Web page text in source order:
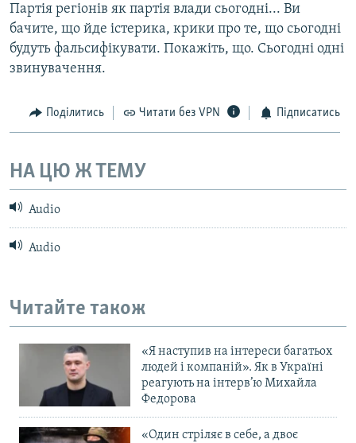
Партія регіонів як партія влади сьогодні... Ви
бачите, що йде істерика, крики про те, що сьогодні
будуть фальсифікувати. Покажіть, що. Сьогодні одні
звинувачення.
Поділитись Читати без VPN Підписатись
НА ЦЮ Ж ТЕМУ
Audio
Audio
Читайте також
«Я наступив на інтереси багатьох
людей і компаній». Як в Україні
реагують на інтерв’ю Михайла
Федорова
«Один стріляє в себе, а двоє